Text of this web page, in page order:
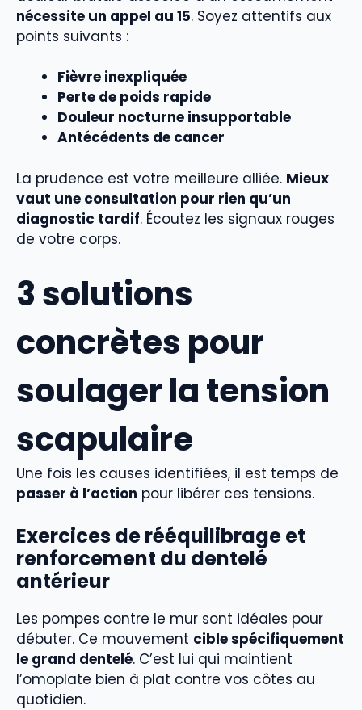
nécessite un appel au 15. Soyez attentifs aux
points suivants :
Fièvre inexpliquée
Perte de poids rapide
Douleur nocturne insupportable
Antécédents de cancer
La prudence est votre meilleure alliée. Mieux
vaut une consultation pour rien qu’un
diagnostic tardif. Écoutez les signaux rouges
de votre corps.
3 solutions
concrètes pour
soulager la tension
scapulaire
Une fois les causes identifiées, il est temps de
passer à l’action pour libérer ces tensions.
Exercices de rééquilibrage et
renforcement du dentelé
antérieur
Les pompes contre le mur sont idéales pour
débuter. Ce mouvement cible spécifiquement
le grand dentelé. C’est lui qui maintient
l’omoplate bien à plat contre vos côtes au
quotidien.